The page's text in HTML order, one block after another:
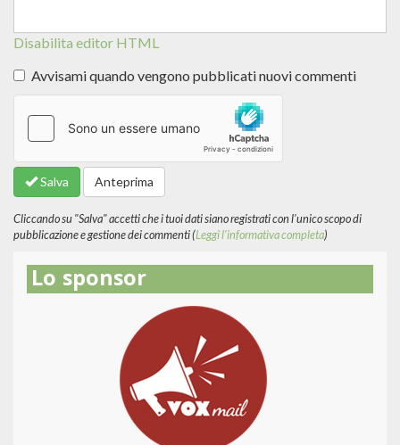
Disabilita editor HTML
informazioni
formati
del
Avvisami quando vengono pubblicati nuovi commenti
Salva Anteprima
Cliccando su "Salva" accetti che i tuoi dati siano registrati con l'unico scopo di
pubblicazione e gestione dei commenti (Leggi l'informativa completa)
Lo sponsor